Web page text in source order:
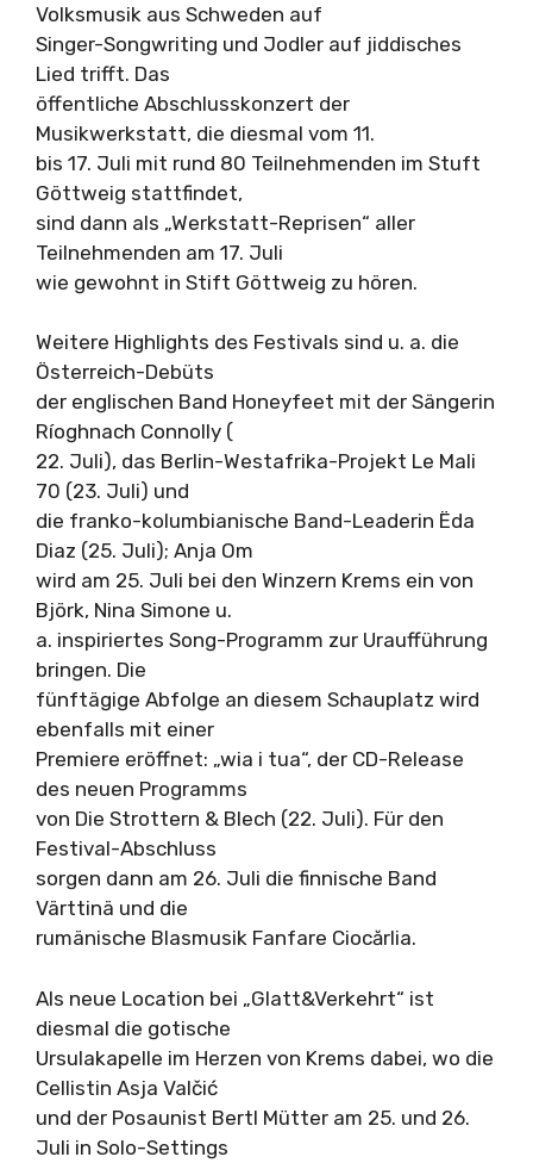
Volksmusik aus Schweden auf
Singer-Songwriting und Jodler auf jiddisches
Lied trifft. Das
öffentliche Abschlusskonzert der
Musikwerkstatt, die diesmal vom 11.
bis 17. Juli mit rund 80 Teilnehmenden im Stuft
Göttweig stattfindet,
sind dann als „Werkstatt-Reprisen“ aller
Teilnehmenden am 17. Juli
wie gewohnt in Stift Göttweig zu hören.
Weitere Highlights des Festivals sind u. a. die
Österreich-Debüts
der englischen Band Honeyfeet mit der Sängerin
Ríoghnach Connolly (
22. Juli), das Berlin-Westafrika-Projekt Le Mali
70 (23. Juli) und
die franko-kolumbianische Band-Leaderin Ëda
Diaz (25. Juli); Anja Om
wird am 25. Juli bei den Winzern Krems ein von
Björk, Nina Simone u.
a. inspiriertes Song-Programm zur Uraufführung
bringen. Die
fünftägige Abfolge an diesem Schauplatz wird
ebenfalls mit einer
Premiere eröffnet: „wia i tua“, der CD-Release
des neuen Programms
von Die Strottern & Blech (22. Juli). Für den
Festival-Abschluss
sorgen dann am 26. Juli die finnische Band
Värttinä und die
rumänische Blasmusik Fanfare Ciocărlia.
Als neue Location bei „Glatt&Verkehrt“ ist
diesmal die gotische
Ursulakapelle im Herzen von Krems dabei, wo die
Cellistin Asja Valčić
und der Posaunist Bertl Mütter am 25. und 26.
Juli in Solo-Settings